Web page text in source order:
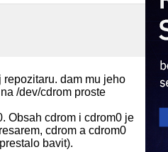
dam mu jeho
/dev/cdrom proste
Obsah cdrom i cdrom0 je
cdrom a cdrom0
bavit).